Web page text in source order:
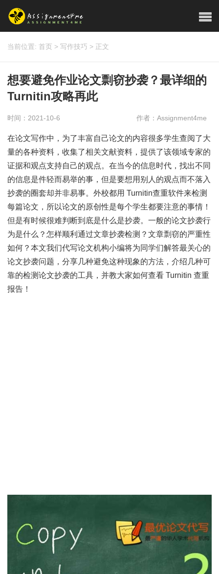
当前位置: 首页 > 写作技巧 > 正文
想要避免作业论文剽窃抄袭？最详细的
Turnitin攻略再此
时间：2021-10-6 作者：Assignment4me
在论文写作中，为了丰富自己论文的内容很多学生查阅了大
量的各种资料，收集了相关文献资料，提供了该领域专家的
证据和观点支持自己的观点。在当今的信息时代，找出不同
的信息是件轻而易举的事，但是要想用别人的观点而不落入
抄袭的圈套却并非易事。外校都用 Turnitin查重软件来检测
每篇论文，所以论文的原创性是每个学生都要注意的事情！
但是有时候很难判断到底是什么是抄袭。一般的论文抄袭行
为是什么？怎样顺利通过文章抄袭检测？文章剽窃的严重性
如何？本文我们代写论文机构小编将为同学们解答最关心的
论文抄袭问题，分享几种避免这种现象的方法，介绍几种可
靠的检测论文抄袭的工具，并教大家如何查看 Turnitin 查重
报告！